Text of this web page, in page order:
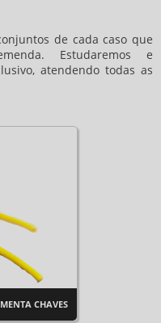
de cada caso que
Estudaremos e
atendendo todas as
CHAVES